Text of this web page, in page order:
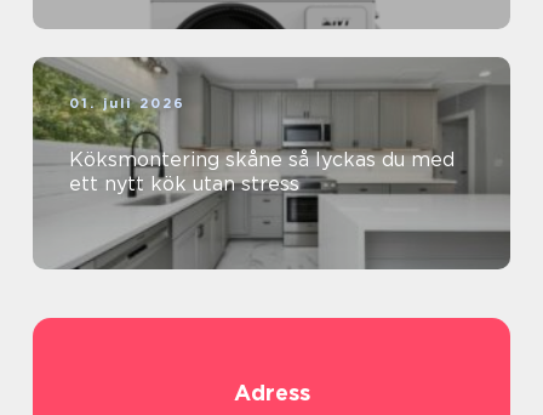
01. juli 2026
Köksmontering skåne så lyckas du med
ett nytt kök utan stress
Adress